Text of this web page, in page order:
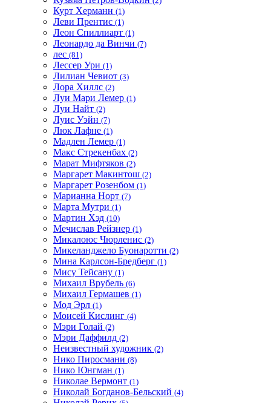
Курт Херманн (1)
Леви Прентис (1)
Леон Спиллиарт (1)
Леонардо да Винчи (7)
лес (81)
Лессер Ури (1)
Лилиан Чевиот (3)
Лора Хиллс (2)
Луи Мари Лемер (1)
Луи Найт (2)
Луис Уэйн (7)
Люк Лафне (1)
Мадлен Лемер (1)
Макс Стрекенбах (2)
Марат Мифтяков (2)
Маргарет Макинтош (2)
Маргарет Розенбом (1)
Марианна Норт (7)
Марта Мутри (1)
Мартин Хэд (10)
Мечислав Рейзнер (1)
Микалоюс Чюрленис (2)
Микеланджело Буонаротти (2)
Мина Карлсон-Бредберг (1)
Мису Тейсану (1)
Михаил Врубель (6)
Михаил Гермашев (1)
Мод Эрл (1)
Моисей Кислинг (4)
Мэри Голай (2)
Мэри Даффилд (2)
Неизвестный художник (2)
Нико Пиросмани (8)
Нико Юнгман (1)
Николае Вермонт (1)
Николай Богданов-Бельский (4)